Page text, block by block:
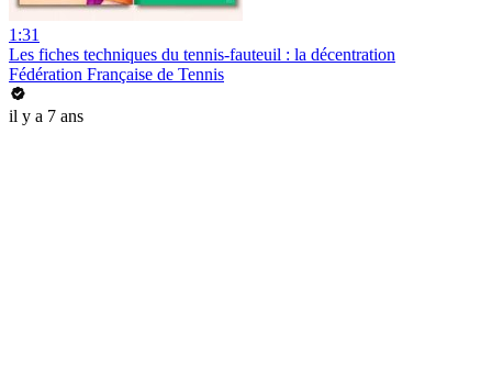
1:31
Les fiches techniques du tennis-fauteuil : la décentration
Fédération Française de Tennis
il y a 7 ans